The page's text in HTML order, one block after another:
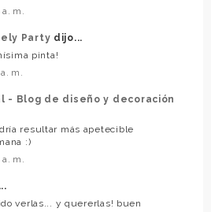
m.
Party dijo...
pinta!
m.
- Blog de diseño y decoración
resultar más apetecible
:)
m.
verlas... y quererlas! buen